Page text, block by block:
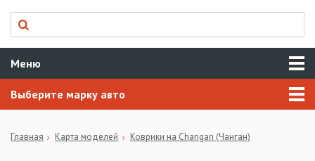
Меню
Выберите марку авто
Главная Карта моделей Коврики на Changan (Чанган)